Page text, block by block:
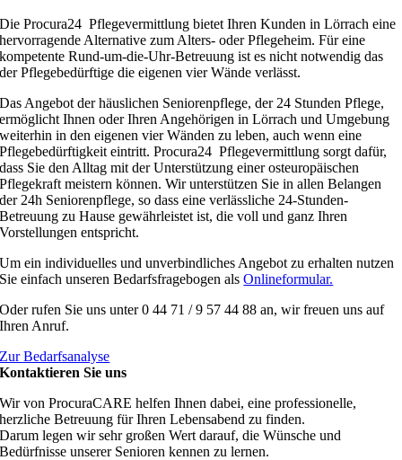
Die Procura24 Pflegevermittlung bietet Ihren Kunden in Lörrach eine
hervorragende Alternative zum Alters- oder Pflegeheim. Für eine
kompetente Rund-um-die-Uhr-Betreuung ist es nicht notwendig das
der Pflegebedürftige die eigenen vier Wände verlässt.
Das Angebot der häuslichen Seniorenpflege, der 24 Stunden Pflege,
ermöglicht Ihnen oder Ihren Angehörigen in Lörrach und Umgebung
weiterhin in den eigenen vier Wänden zu leben, auch wenn eine
Pflegebedürftigkeit eintritt. Procura24 Pflegevermittlung sorgt dafür,
dass Sie den Alltag mit der Unterstützung einer osteuropäischen
Pflegekraft meistern können. Wir unterstützen Sie in allen Belangen
der 24h Seniorenpflege, so dass eine verlässliche 24-Stunden-
Betreuung zu Hause gewährleistet ist, die voll und ganz Ihren
Vorstellungen entspricht.
Um ein individuelles und unverbindliches Angebot zu erhalten nutzen
Sie einfach unseren Bedarfsfragebogen alsOnlineformular.
Oder rufen Sie uns unter 0 44 71 / 9 57 44 88 an, wir freuen uns auf
Ihren Anruf.
Zur Bedarfsanalyse
Kontaktieren Sie uns
Wir von ProcuraCARE helfen Ihnen dabei, eine professionelle,
herzliche Betreuung für Ihren Lebensabend zu finden.
Darum legen wir sehr großen Wert darauf, die Wünsche und
Bedürfnisse unserer Senioren kennen zu lernen.